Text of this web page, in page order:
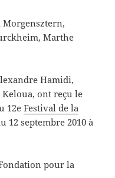
Morgensztern,
Marthe
Hamidi,
ont reçu le
12eFestival de la
12 septembre 2010 à
pour la